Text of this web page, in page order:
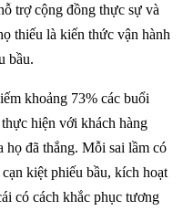
trợ cộng đồng thực sự và
thiếu là kiến thức vận hành
bầu.
khoảng 73% các buổi
hiện với khách hàng
họ đã thắng. Mỗi sai lầm có
kiệt phiếu bầu, kích hoạt
có cách khắc phục tương